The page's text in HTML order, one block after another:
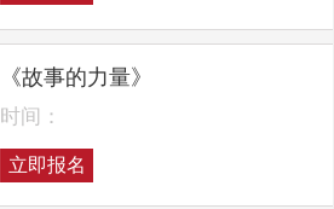
《故事的力量》
时间：
立即报名